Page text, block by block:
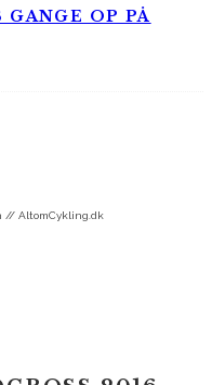
GANGE OP PÅ
// AltomCykling.dk